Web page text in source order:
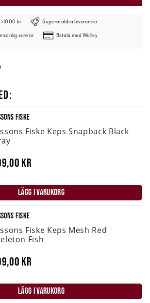
>1000 kr Supersnabba leveranser
service Betala med Walley
FISKE
Fiske Keps Snapback Black
kr
LÄGG I VARUKORG
FISKE
Fiske Keps Mesh Red
Fish
kr
LÄGG I VARUKORG